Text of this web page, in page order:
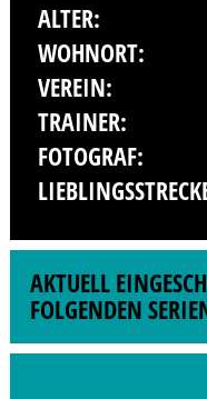
ALTER:
WOHNORT:
VEREIN:
TRAINER:
FOTOGRAF:
AKTUELL
FOLGENDEN